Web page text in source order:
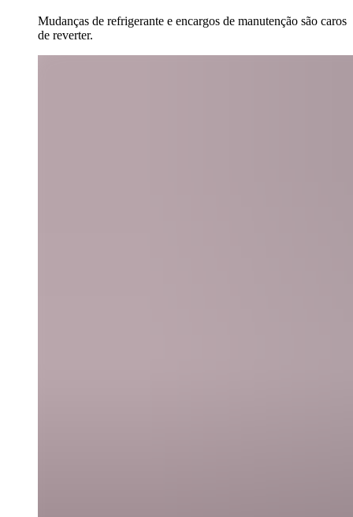
Mudanças de refrigerante e encargos de manutenção são caros
de reverter.